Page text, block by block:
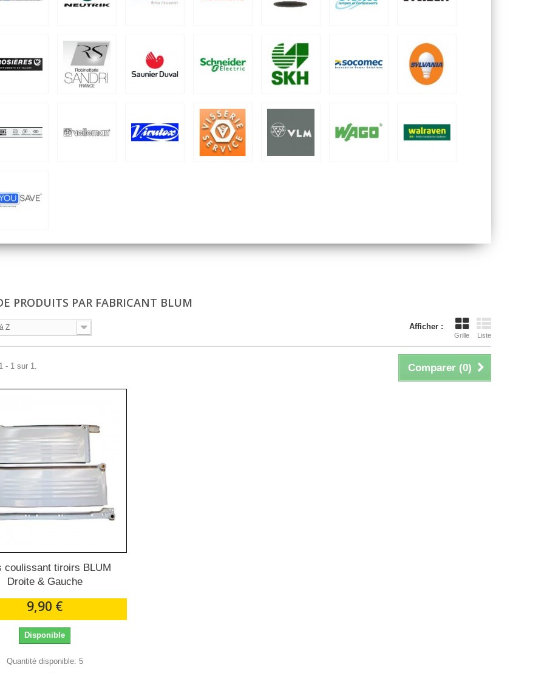
PRODUITS PAR FABRICANT BLUM
Afficher :
Grille Liste
Z
Comparer (0)
- 1 sur 1.
coulissant tiroirs BLUM
Droite & Gauche
9,90 €
Disponible
Quantité disponible: 5